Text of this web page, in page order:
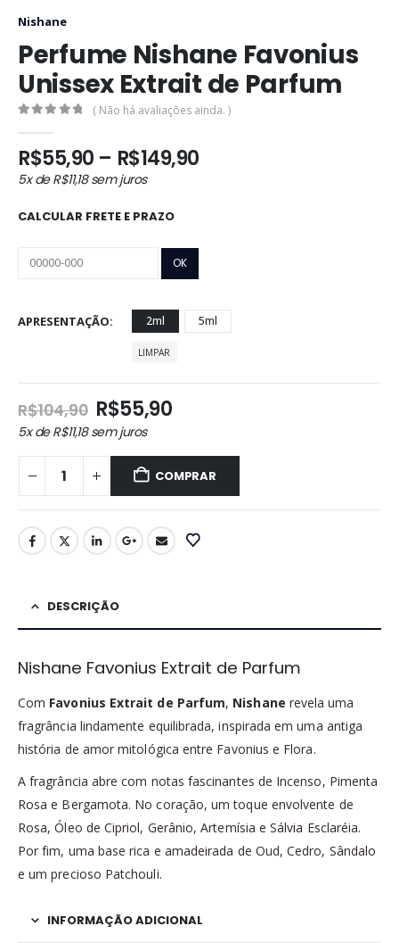
Nishane
Perfume Nishane Favonius
Unissex Extrait de Parfum
( Não há avaliações ainda. )
R$55,90 – R$149,90
5x deR$11,18sem juros
CALCULAR FRETE E PRAZO
APRESENTAÇÃO 2ml 5ml
LIMPAR
R$104,90 O
preço
original
era:
R$104,90.
R$55,90O
é:
R$55,90.
5x deR$11,18sem juros
COMPRAR
DESCRIÇÃO
Nishane Favonius Extrait de Parfum
Com Favonius Extrait de Parfum, Nishane revela uma
fragrância lindamente equilibrada, inspirada em uma antiga
história de amor mitológica entre Favonius e Flora.
A fragrância abre com notas fascinantes de Incenso, Pimenta
Rosa e Bergamota. No coração, um toque envolvente de
Rosa, Óleo de Cipriol, Gerânio, Artemísia e Sálvia Esclaréia.
Por fim, uma base rica e amadeirada de Oud, Cedro, Sândalo
e um precioso Patchouli.
INFORMAÇÃO ADICIONAL